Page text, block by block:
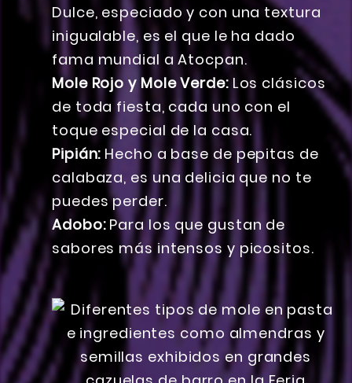
Dulce, especiado y con una textura
inigualable, es el que le ha dado
fama mundial a Atocpan.
Mole Rojo y Mole Verde:Los clásicos
de toda fiesta, cada uno con el
toque especial de la casa.
Pipián: Hecho a base de pepitas de
calabaza, es una delicia que no te
puedes perder.
Adobo:Para los que gustan de
sabores más intensos y picositos.